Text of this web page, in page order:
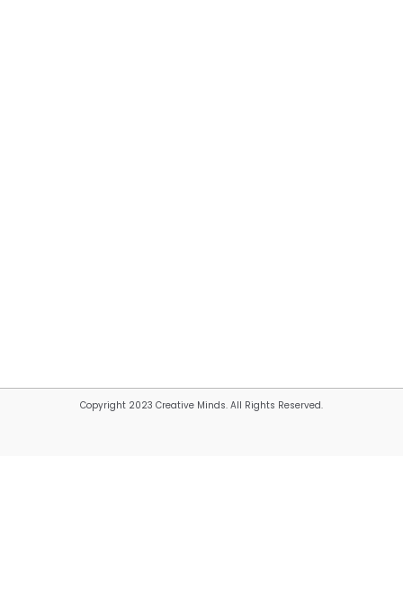
Copyright 2023 Creative Minds. All Rights Reserved.